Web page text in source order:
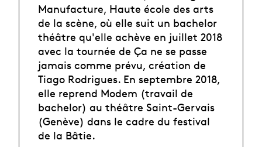
Manufacture, Haute école des arts
de la scène, où elle suit un bachelor
théâtre qu'elle achève en juillet 2018
avec la tournée de Ça ne se passe
jamais comme prévu, création de
Tiago Rodrigues. En septembre 2018,
elle reprend Modem (travail de
bachelor) au théâtre Saint-Gervais
(Genève) dans le cadre du festival
de la Bâtie.